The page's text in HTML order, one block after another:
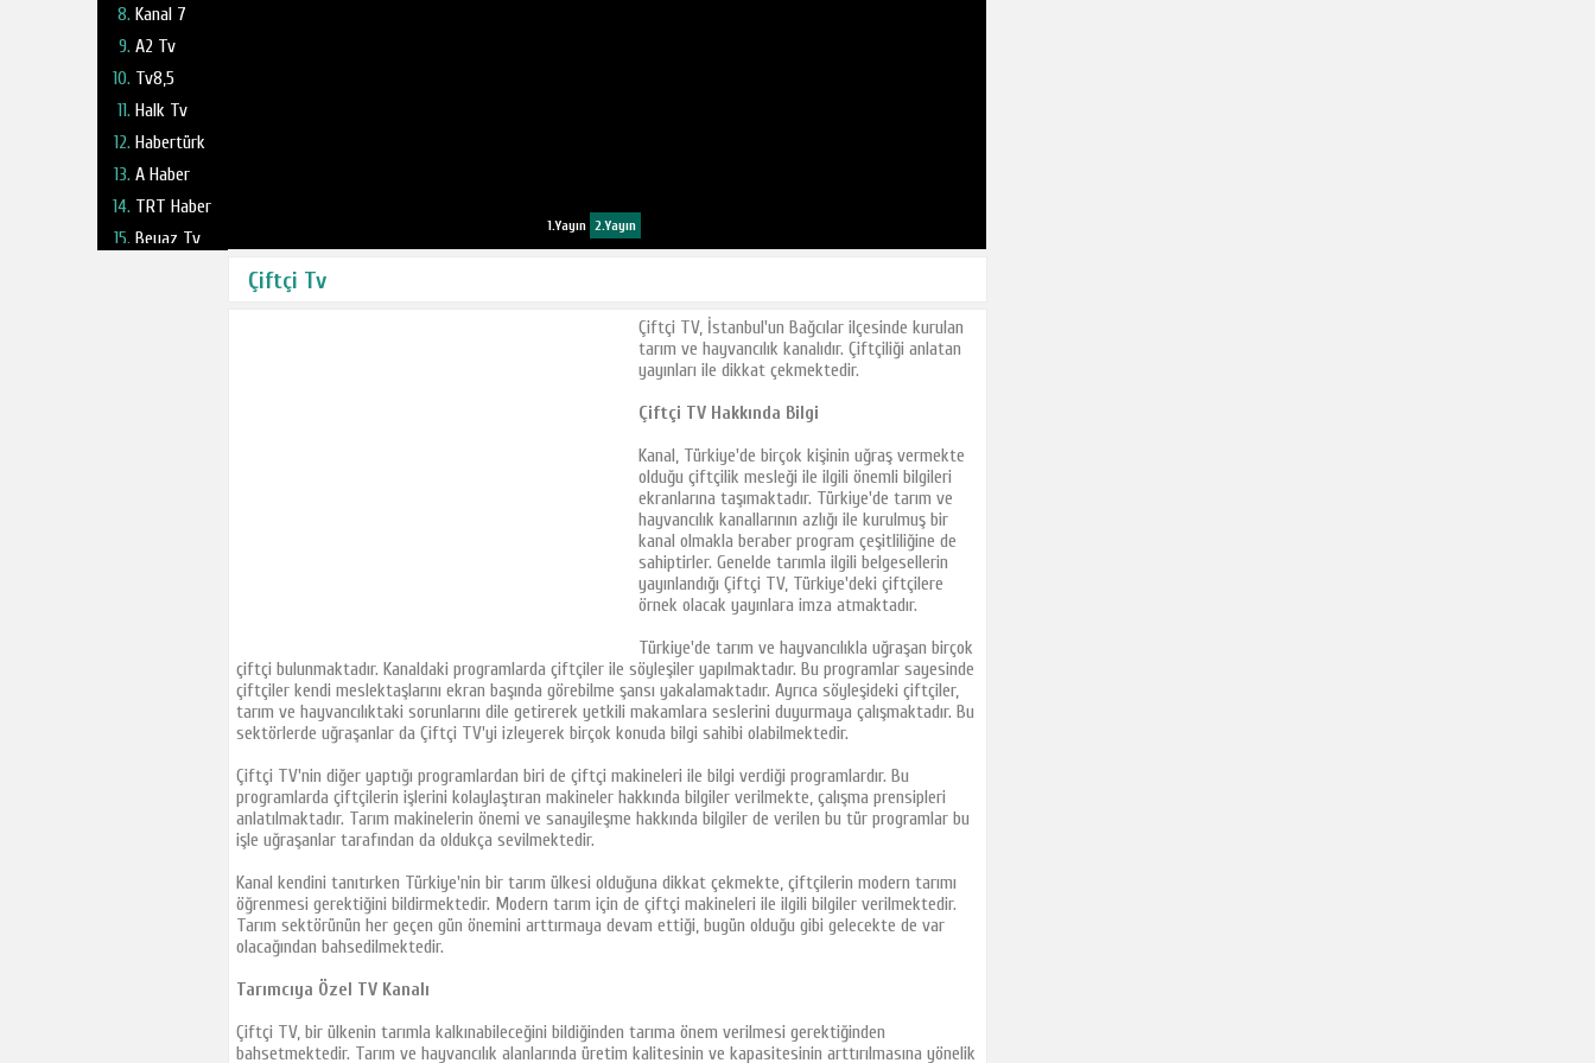
Kanal 7
A2 Tv
Tv8,5
Halk Tv
Habertürk
A Haber
TRT Haber
Beyaz Tv
Cartoon Network
1.Yayın 2.Yayın
Çiftçi Tv
Çiftçi TV, İstanbul'un Bağcılar ilçesinde kurulan
tarım ve hayvancılık kanalıdır. Çiftçiliği anlatan
yayınları ile dikkat çekmektedir.
Çiftçi TV Hakkında Bilgi
Kanal, Türkiye'de birçok kişinin uğraş vermekte
olduğu çiftçilik mesleği ile ilgili önemli bilgileri
ekranlarına taşımaktadır. Türkiye'de tarım ve
hayvancılık kanallarının azlığı ile kurulmuş bir
kanal olmakla beraber program çeşitliliğine de
sahiptirler. Genelde tarımla ilgili belgesellerin
yayınlandığı Çiftçi TV, Türkiye'deki çiftçilere
örnek olacak yayınlara imza atmaktadır.
Türkiye'de tarım ve hayvancılıkla uğraşan birçok
çiftçi bulunmaktadır. Kanaldaki programlarda çiftçiler ile söyleşiler yapılmaktadır. Bu programlar sayesinde
çiftçiler kendi meslektaşlarını ekran başında görebilme şansı yakalamaktadır. Ayrıca söyleşideki çiftçiler,
tarım ve hayvancılıktaki sorunlarını dile getirerek yetkili makamlara seslerini duyurmaya çalışmaktadır. Bu
sektörlerde uğraşanlar da Çiftçi TV'yi izleyerek birçok konuda bilgi sahibi olabilmektedir.
Çiftçi TV'nin diğer yaptığı programlardan biri de çiftçi makineleri ile bilgi verdiği programlardır. Bu
programlarda çiftçilerin işlerini kolaylaştıran makineler hakkında bilgiler verilmekte, çalışma prensipleri
anlatılmaktadır. Tarım makinelerin önemi ve sanayileşme hakkında bilgiler de verilen bu tür programlar bu
işle uğraşanlar tarafından da oldukça sevilmektedir.
Kanal kendini tanıtırken Türkiye'nin bir tarım ülkesi olduğuna dikkat çekmekte, çiftçilerin modern tarımı
öğrenmesi gerektiğini bildirmektedir. Modern tarım için de çiftçi makineleri ile ilgili bilgiler verilmektedir.
Tarım sektörünün her geçen gün önemini arttırmaya devam ettiği, bugün olduğu gibi gelecekte de var
olacağından bahsedilmektedir.
Tarımcıya Özel TV Kanalı
Çiftçi TV, bir ülkenin tarımla kalkınabileceğini bildiğinden tarıma önem verilmesi gerektiğinden
bahsetmektedir. Tarım ve hayvancılık alanlarında üretim kalitesinin ve kapasitesinin arttırılmasına yönelik